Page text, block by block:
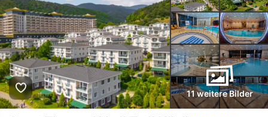
11 weitere Bilder